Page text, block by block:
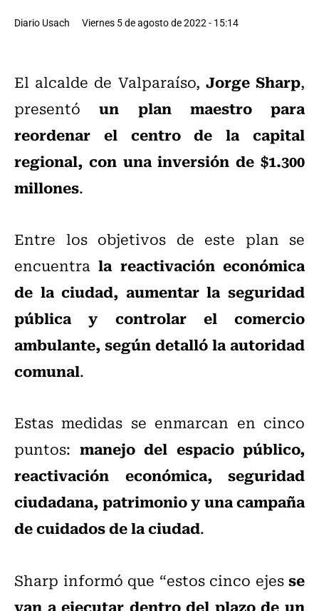
Diario Usach Viernes 5 de agosto de 2022 - 15:14
El alcalde de Valparaíso, Jorge Sharp,
presentó un plan maestro para
reordenar el centro de la capital
regional, con una inversión de $1.300
millones.
Entre los objetivos de este plan se
encuentrala reactivación económica
de la ciudad, aumentar la seguridad
pública y controlar el comercio
ambulante, según detalló la autoridad
comunal.
Estas medidas se enmarcan en cinco
puntos: manejo del espacio público,
reactivación económica, seguridad
ciudadana, patrimonio y una campaña
de cuidados de la ciudad.
Sharp informó que “estos cinco ejesse
van a ejecutar dentro del plazo de un